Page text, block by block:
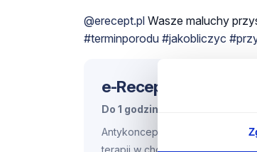
@erecept.pl Wasze maluchy
#terminporodu #jakobliczyc
e-Recepta
Do 1 godziny roboczej*
Antykoncepcja stała, leki stałe,
terapii w chorobach